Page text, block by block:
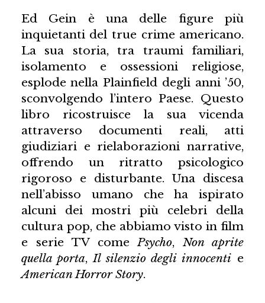
Ed Gein è una delle figure più
inquietanti del true crime americano.
La sua storia, tra traumi familiari,
isolamento e ossessioni religiose,
esplode nella Plainfield degli anni ’50,
sconvolgendo l’intero Paese. Questo
libro ricostruisce la sua vicenda
attraverso documenti reali, atti
giudiziari e rielaborazioni narrative,
offrendo un ritratto psicologico
rigoroso e disturbante. Una discesa
nell’abisso umano che ha ispirato
alcuni dei mostri più celebri della
cultura pop, che abbiamo visto in film
e serie TV comePsycho,Non aprite
quella porta,Il silenzio degli innocenti e
American Horror Story.